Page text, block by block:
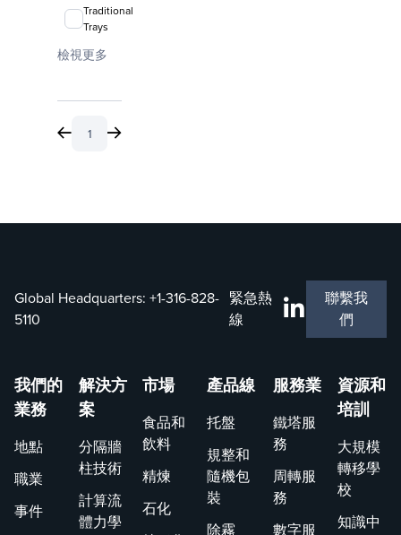
Traditional
Trays
Valve Trays
檢視更多
1
Global Headquarters: +1-316-828-
5110
緊急熱
線
聯繫我
們
我們的
業務
地點
職業
事件
解決方
案
分隔牆
柱技術
計算流
體力學
市場
食品和
飲料
精煉
石化
產品線
托盤
規整和
隨機包
裝
除霧
服務業
鐵塔服
務
周轉服
務
數字服
資源和
培訓
大規模
轉移學
校
知識中